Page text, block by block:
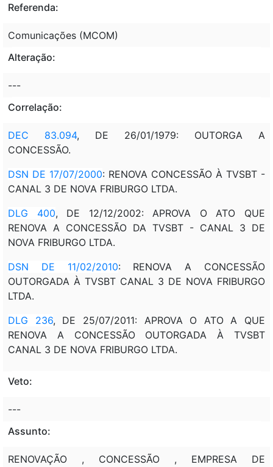
Referenda:
Comunicações (MCOM)
Alteração:
---
Correlação:
DEC 83.094, DE 26/01/1979: OUTORGA A
CONCESSÃO.
DSN DE 17/07/2000: RENOVA CONCESSÃO À TVSBT -
CANAL 3 DE NOVA FRIBURGO LTDA.
DLG 400, DE 12/12/2002: APROVA O ATO QUE
RENOVA A CONCESSÃO DA TVSBT - CANAL 3 DE
NOVA FRIBURGO LTDA.
DSN DE 11/02/2010: RENOVA A CONCESSÃO
OUTORGADA À TVSBT CANAL 3 DE NOVA FRIBURGO
LTDA.
DLG 236, DE 25/07/2011: APROVA O ATO A QUE
RENOVA A CONCESSÃO OUTORGADA À TVSBT
CANAL 3 DE NOVA FRIBURGO LTDA.
Veto:
---
Assunto:
RENOVAÇÃO , CONCESSÃO , EMPRESA DE